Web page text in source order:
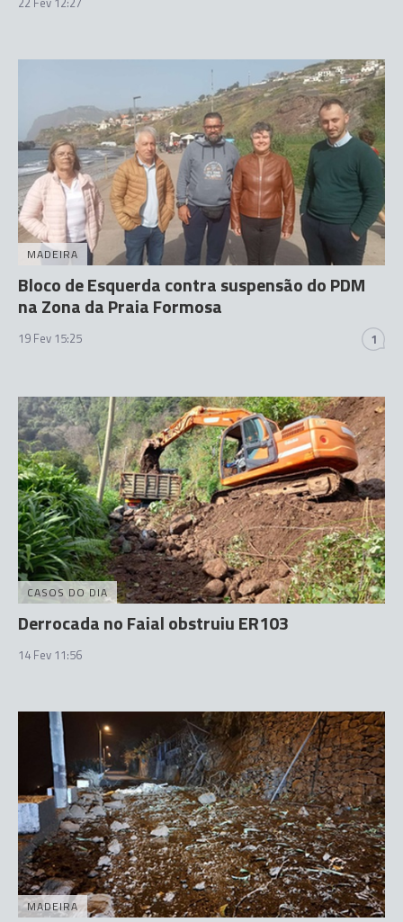
MADEIRA
Bloco de Esquerda contra suspensão do PDM
na Zona da Praia Formosa
19 Fev 15:25 1
CASOS DO DIA
Derrocada no Faial obstruiu ER103
14 Fev 11:56
MADEIRA